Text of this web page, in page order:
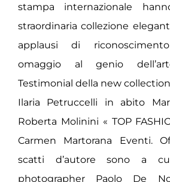
stampa internazionale
straordinaria collezione
applausi di
omaggio al genio
Testimonial della new
Ilaria Petruccelli in abito
Roberta Molinini « TOP
Carmen Martorana Eventi.
scatti d’autore sono a
photographer Paolo De